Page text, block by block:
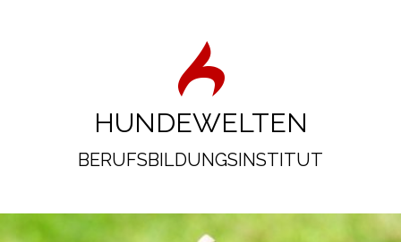
HUNDEWELTEN
BERUFSBILDUNGSINSTITUT